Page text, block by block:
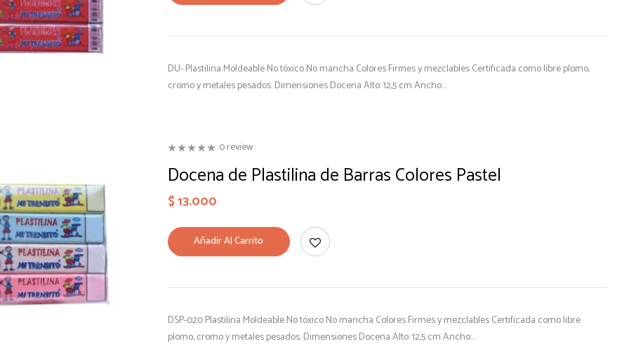
DU- Plastilina Moldeable No tóxico No mancha Colores Firmes y mezclables Certificada como libre plomo,
cromo y metales pesados. Dimensiones Docena Alto: 12,5 cm Ancho:…
0 review
Docena de Plastilina de Barras Colores Pastel
$13.000
Añadir Al Carrito
DSP-020 Plastilina Moldeable No tóxico No mancha Colores Firmes y mezclables Certificada como libre
plomo, cromo y metales pesados. Dimensiones Docena Alto: 12,5 cm Ancho:…